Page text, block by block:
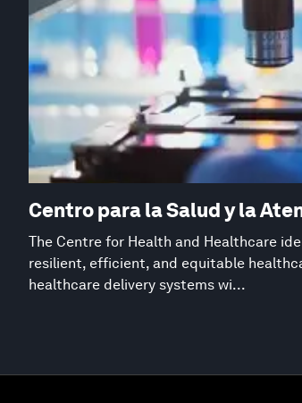
Centro para la Salud y la
The Centre for Health and Healthcare
resilient, efficient, and equitable
healthcare delivery systems wi...